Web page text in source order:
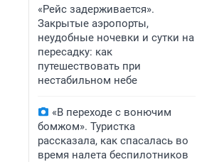
«Рейс задерживается».
Закрытые аэропорты,
неудобные ночевки и сутки на
пересадку: как
путешествовать при
нестабильном небе
«В переходе с вонючим
бомжом». Туристка
рассказала, как спасалась во
время налета беспилотников